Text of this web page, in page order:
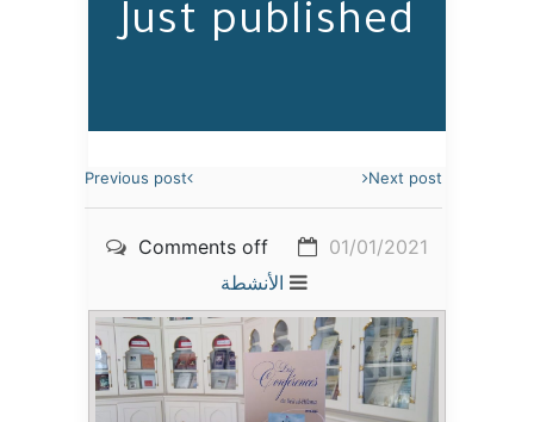
Just published
Previous post Next post
01/01/2021
Comments off
الأنشطة